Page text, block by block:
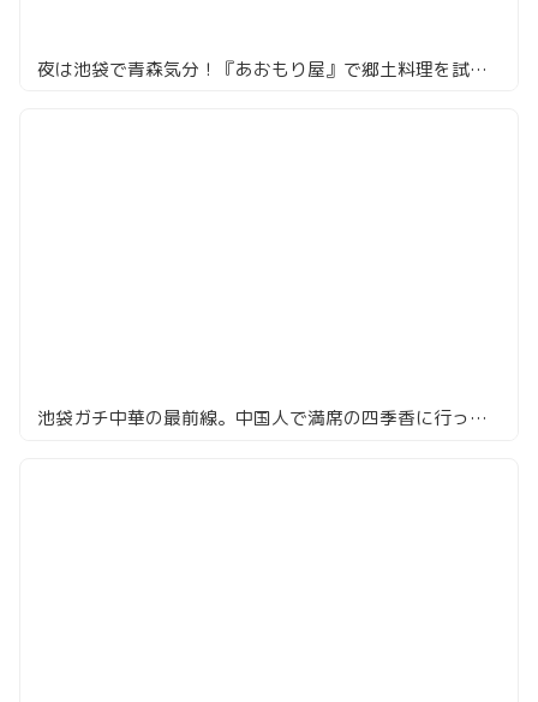
夜は池袋で青森気分！『あおもり屋』で郷土料理を試してみたよ
池袋ガチ中華の最前線。中国人で満席の四季香に行ってきた